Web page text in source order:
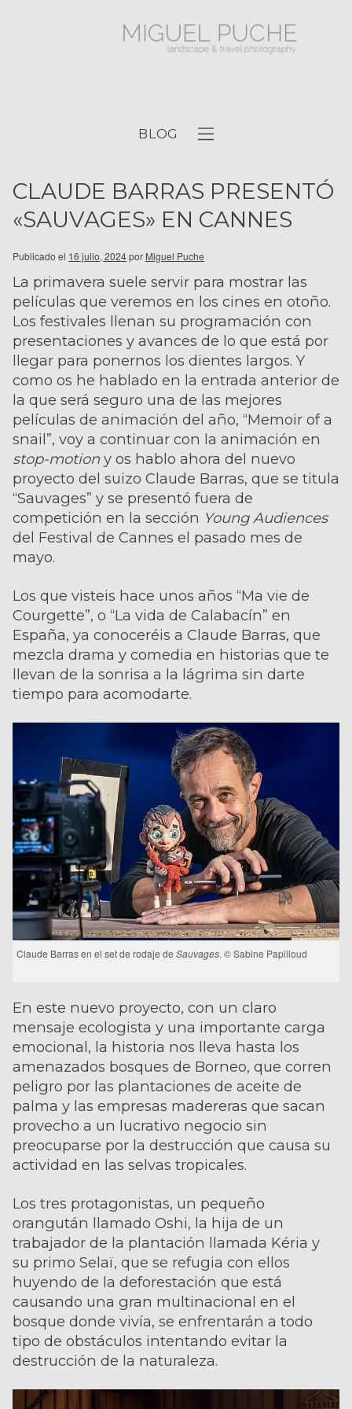
BLOG
CLAUDE BARRAS PRESENTÓ
«SAUVAGES» EN CANNES
Publicado el 16 julio, 2024por Miguel Puche
La primavera suele servir para mostrar las
películas que veremos en los cines en otoño.
Los festivales llenan su programación con
presentaciones y avances de lo que está por
llegar para ponernos los dientes largos. Y
como os he hablado en la entrada anterior de
la que será seguro una de las mejores
películas de animación del año, “Memoir of a
snail”, voy a continuar con la animación en
stop-motion y os hablo ahora del nuevo
proyecto del suizo Claude Barras, que se titula
“Sauvages” y se presentó fuera de
competición en la sección Young Audiences
del Festival de Cannes el pasado mes de
mayo.
Los que visteis hace unos años “Ma vie de
Courgette”, o “La vida de Calabacín” en
España, ya conoceréis a Claude Barras, que
mezcla drama y comedia en historias que te
llevan de la sonrisa a la lágrima sin darte
tiempo para acomodarte.
Claude Barras en el set de rodaje de Sauvages. © Sabine Papilloud
En este nuevo proyecto, con un claro
mensaje ecologista y una importante carga
emocional, la historia nos lleva hasta los
amenazados bosques de Borneo, que corren
peligro por las plantaciones de aceite de
palma y las empresas madereras que sacan
provecho a un lucrativo negocio sin
preocuparse por la destrucción que causa su
actividad en las selvas tropicales.
Los tres protagonistas, un pequeño
orangután llamado Oshi, la hija de un
trabajador de la plantación llamada Kéria y
su primo Selaï, que se refugia con ellos
huyendo de la deforestación que está
causando una gran multinacional en el
bosque donde vivía, se enfrentarán a todo
tipo de obstáculos intentando evitar la
destrucción de la naturaleza.